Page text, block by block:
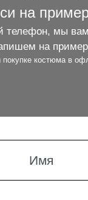
на
телефон, мы
на
покупке костюма в